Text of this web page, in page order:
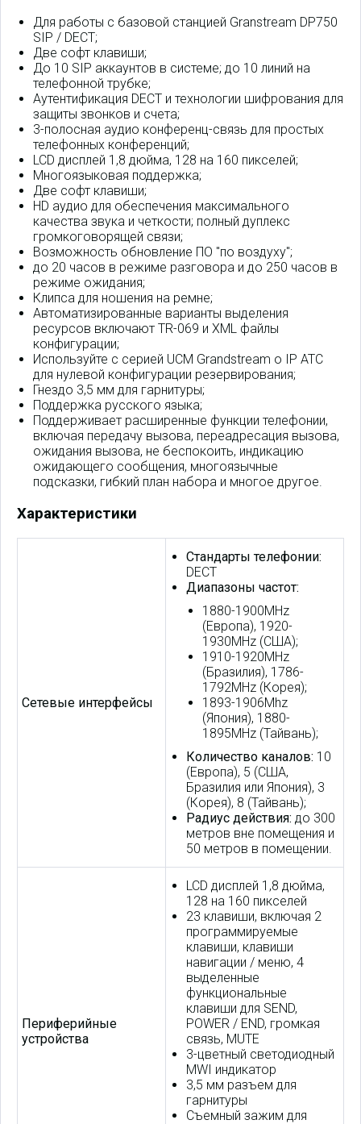
Для работы с базовой станцией Granstream DP750
SIP / DECT;
Две софт клавиши;
До 10 SIP аккаунтов в системе; до 10 линий на
телефонной трубке;
Аутентификация DECT и технологии шифрования для
защиты звонков и счета;
3-полосная аудио конференц-связь для простых
телефонных конференций;
LCD дисплей 1,8 дюйма, 128 на 160 пикселей;
Многоязыковая поддержка;
Две софт клавиши;
HD аудио для обеспечения максимального
качества звука и четкости; полный дуплекс
громкоговорящей связи;
Возможность обновление ПО "по воздуху";
до 20 часов в режиме разговора и до 250 часов в
режиме ожидания;
Клипса для ношения на ремне;
Автоматизированные варианты выделения
ресурсов включают TR-069 и XML файлы
конфигурации;
Используйте с серией UCM Grandstream о IP АТС
для нулевой конфигурации резервирования;
Гнездо 3,5 мм для гарнитуры;
Поддержка русского языка;
Поддерживает расширенные функции телефонии,
включая передачу вызова, переадресация вызова,
ожидания вызова, не беспокоить, индикацию
ожидающего сообщения, многоязычные
подсказки, гибкий план набора и многое другое.
Характеристики
Сетевые интерфейсы
Стандарты телефонии:
DECT
Диапазоны частот:
1880-1900MHz
(Европа), 1920-
1930MHz (США);
1910-1920MHz
(Бразилия), 1786-
1792MHz (Корея);
1893-1906Mhz
(Япония), 1880-
1895MHz (Тайвань);
Количество каналов: 10
(Европа), 5 (США,
Бразилия или Япония), 3
(Корея), 8 (Тайвань);
Радиус действия: до 300
метров вне помещения и
50 метров в помещении.
Периферийные
устройства
LCD дисплей 1,8 дюйма,
128 на 160 пикселей
23 клавиши, включая 2
программируемые
клавиши, клавиши
навигации / меню, 4
выделенные
функциональные
клавиши для SEND,
POWER / END, громкая
связь, MUTE
3-цветный светодиодный
MWI индикатор
3,5 мм разъем для
гарнитуры
Съемный зажим для